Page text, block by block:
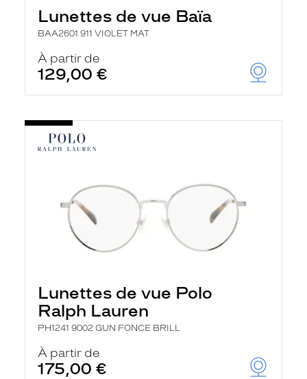
Lunettes de vue Baïa
BAA2601 911 VIOLET MAT
À partir de
129,00 €
Lunettes de vue Polo
Ralph Lauren
PH1241 9002 GUN FONCE BRILL
À partir de
175,00 €